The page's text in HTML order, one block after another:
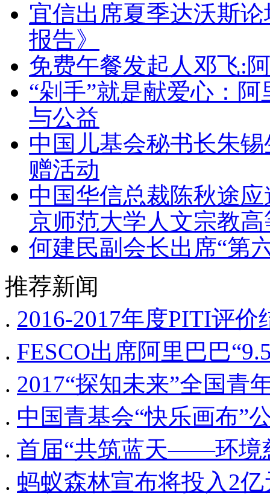
宜信出席夏季达沃斯
报告》
免费午餐发起人邓飞:
“剁手”就是献爱心：
与公益
中国儿基会秘书长朱
赠活动
中国华信总裁陈秋途
京师范大学人文宗教
何建民副会长出席“第
推荐新闻
. 2016-2017年度PITI评
. FESCO出席阿里巴巴
. 2017“探知未来”全国青
. 中国青基会“快乐画布”
. 首届“共筑蓝天——环境
. 蚂蚁森林宣布将投入2